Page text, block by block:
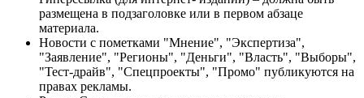
размещена в подзаголовке или в первом абзаце
материала.
Новости с пометками "Мнение", "Экспертиза",
"Заявление", "Регионы", "Деньги", "Власть", "Выборы",
"Тест-драйв", "Спецпроекты", "Промо" публикуются на
правах рекламы.